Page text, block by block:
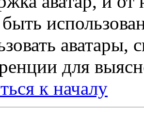
аватары,
для
к началу